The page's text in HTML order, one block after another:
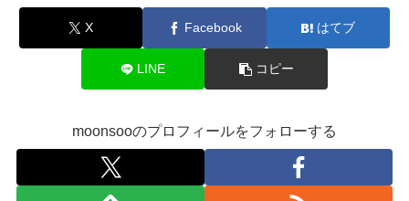
X Facebook はてブ
LINE コピー
moonsooのプロフィールをフォローする